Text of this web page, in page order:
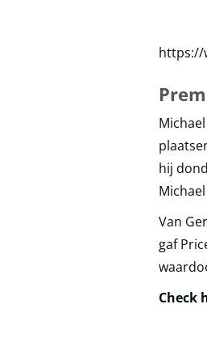
https://
hij
Van
gaf
Check